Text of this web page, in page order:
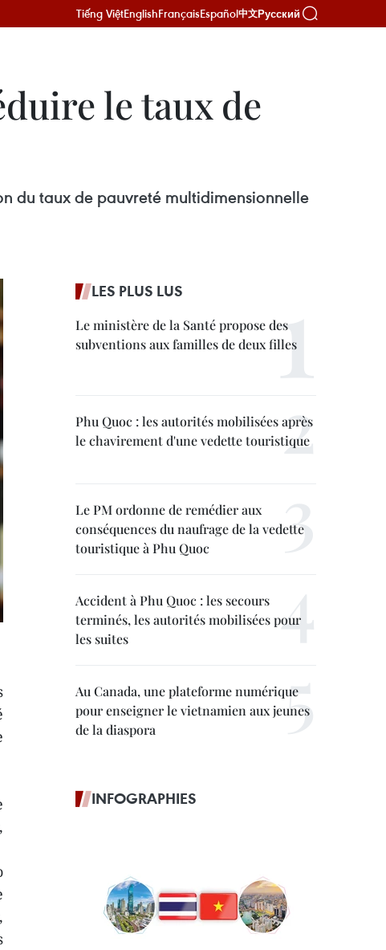
Tiếng ViệtEnglishFrançaisEspañol中文Русский
le taux de
du taux de pauvreté multidimensionnelle
LES PLUS LUS
Le ministère de la Santé propose des
subventions aux familles de deux filles
Phu Quoc : les autorités mobilisées après
le chavirement d'une vedette touristique
Le PM ordonne de remédier aux
conséquences du naufrage de la vedette
touristique à Phu Quoc
Accident à Phu Quoc : les secours
terminés, les autorités mobilisées pour
les suites
Au Canada, une plateforme numérique
pour enseigner le vietnamien aux jeunes
de la diaspora
INFOGRAPHIES